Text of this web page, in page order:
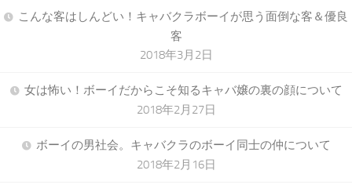
こんな客はしんどい！キャバクラボーイが思う面倒な客＆優良
客
2018年3月2日
女は怖い！ボーイだからこそ知るキャバ嬢の裏の顔について
2018年2月27日
ボーイの男社会。キャバクラのボーイ同士の仲について
2018年2月16日